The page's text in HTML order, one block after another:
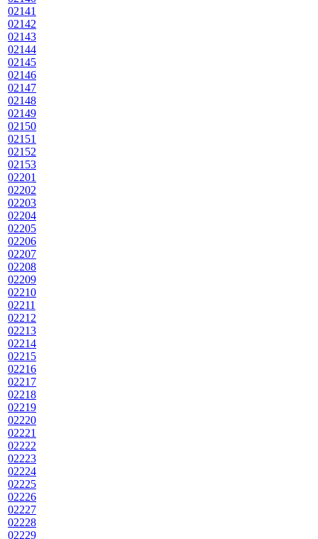
02141
02142
02143
02144
02145
02146
02147
02148
02149
02150
02151
02152
02153
02201
02202
02203
02204
02205
02206
02207
02208
02209
02210
02211
02212
02213
02214
02215
02216
02217
02218
02219
02220
02221
02222
02223
02224
02225
02226
02227
02228
02229